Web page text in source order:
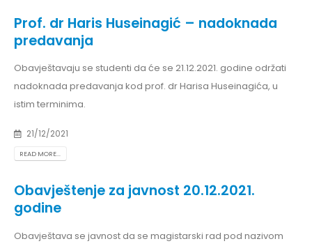
Prof. dr Haris Huseinagić – nadoknada
predavanja
Obavještavaju se studenti da će se 21.12.2021. godine održati
nadoknada predavanja kod prof. dr Harisa Huseinagića, u
istim terminima.
21/12/2021
READ MORE...
Obavještenje za javnost 20.12.2021.
godine
Obavještava se javnost da se magistarski rad pod nazivom